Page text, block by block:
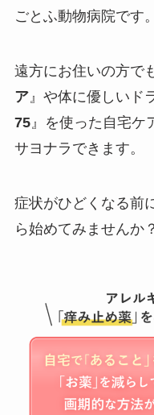
ごとふ動物病院です。
遠方にお住いの方で
ア』や体に優しいド
75』を使った自宅ケ
サヨナラできます。
症状がひどくなる前
ら始めてみませんか？